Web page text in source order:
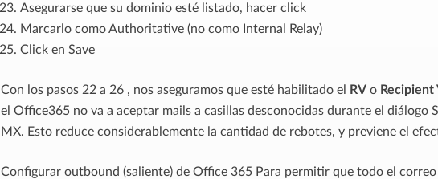
Asegurarse que su dominio esté listado, hacer click
Marcarlo como Authoritative (no como Internal Relay)
Click en Save
Con los pasos 22 a 26 , nos aseguramos que esté habilitado el RVo
el Office365 no va a aceptar mails a casillas desconocidas durante el diálogo
MX. Esto reduce considerablemente la cantidad de rebotes, y previene el
Configurar outbound (saliente) de Office 365 Para permitir que todo el correo